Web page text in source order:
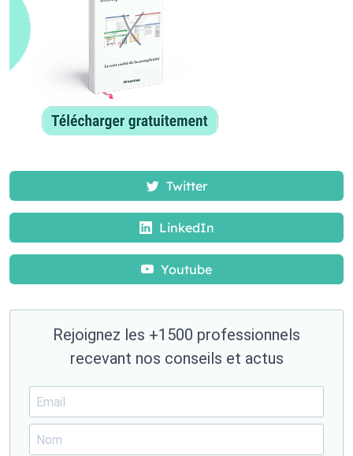
Twitter
LinkedIn
Youtube
Rejoignez les +1500 professionnels
recevant nos conseils et actus